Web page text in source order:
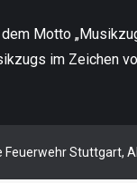
Motto
im Zeichen
Feuerwehr Stuttgart,